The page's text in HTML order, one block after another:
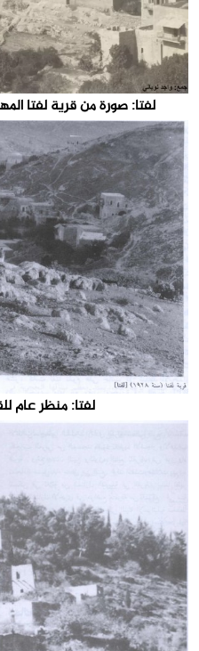
لفتا: صورة من قرية لفتا
لفتا: منظر عام